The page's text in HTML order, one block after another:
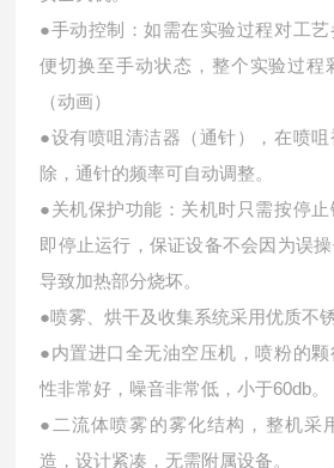
●手动控制：如需在实验过程对工
便切换至手动状态，整个实验过程
（动画）
●设有喷咀清洁器（通针），在喷
除，通针的频率可自动调整。
●关机保护功能：关机时只需按停
即停止运行，保证设备不会因为误
导致加热部分烧坏。
●喷雾、烘干及收集系统采用优质不
●内置进口全无油空压机，喷粉的
性非常好，噪音非常低，小于60db。
●二流体喷雾的雾化结构，整机采
造，设计紧凑，无需附属设备。